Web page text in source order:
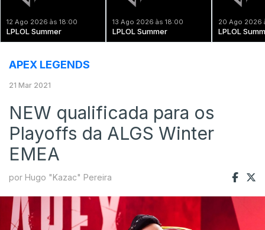
12 Ago 2026 às 18:00
LPLOL Summer
13 Ago 2026 às 18:00
LPLOL Summer
20 Ago 2026
LPLOL
APEX LEGENDS
21 Mar 2021
NEW qualificada para os
Playoffs da ALGS Winter
EMEA
por Hugo "Kazac" Pereira